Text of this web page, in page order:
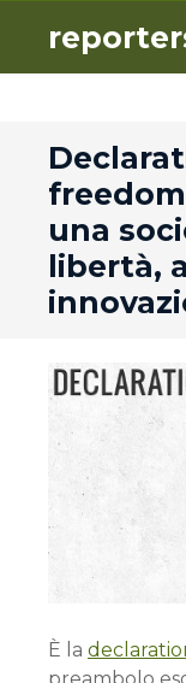
una
libertà,
È la